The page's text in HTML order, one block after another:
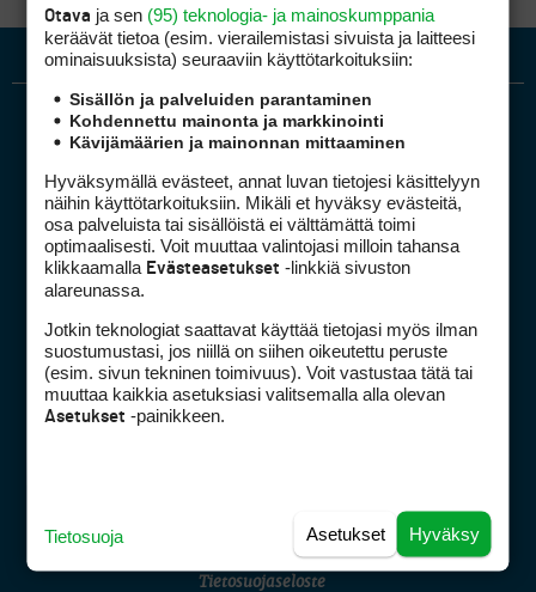
Golfpiste mediakortti
Golfpisteen yhteystiedot
DSA avoimuusraportti
Asiakaspalvelu
(digi) digi@otavamedia.fi
Tietosuojaseloste
Otava ja sen (95) teknologia- ja mainoskumppania
keräävät tietoa (esim. vierailemis­tasi sivuista ja laitteesi
ominaisuuk­sista) seuraaviin käyttötarkoituksiin:
Sisällön ja palveluiden parantaminen
Kohdennettu mainonta ja markkinointi
Kävijämäärien ja mainonnan mittaaminen
Hyväksymällä evästeet, annat luvan tietojesi käsittelyyn
näihin käyttötarkoituksiin. Mikäli et hyväksy evästeitä,
osa palveluista tai sisällöistä ei välttämättä toimi
optimaalisesti. Voit muuttaa valintojasi milloin tahansa
klikkaamalla Evästeasetukset -linkkiä sivuston
alareunassa.
Jotkin teknologiat saattavat käyttää tietojasi myös ilman
suostumustasi, jos niillä on siihen oikeutettu peruste
(esim. sivun tekninen toimivuus). Voit vastustaa tätä tai
muuttaa kaikkia asetuksiasi valitsemalla alla olevan
Asetukset -painikkeen.
Hyväksy
Asetukset
Tietosuoja